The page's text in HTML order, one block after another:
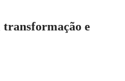
transformação e